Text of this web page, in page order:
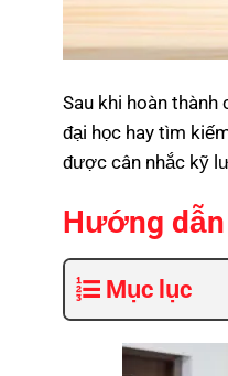
Sau khi hoàn
đại học hay tìm
được cân nhắc kỹ
Hướng
Mục lục